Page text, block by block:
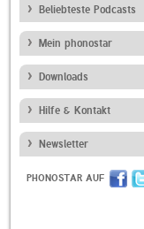
Beliebteste Podcasts
Mein phonostar
Downloads
Hilfe & Kontakt
Newsletter
PHONOSTAR AUF